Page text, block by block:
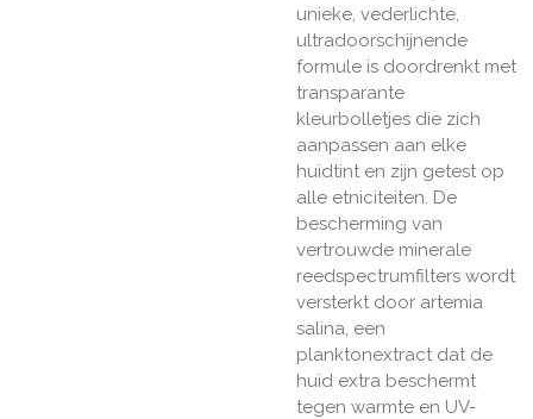
unieke, vederlichte,
ultradoorschijnende
formule is doordrenkt met
transparante
kleurbolletjes die zich
aanpassen aan elke
huidtint en zijn getest op
alle etniciteiten. De
bescherming van
vertrouwde minerale
reedspectrumfilters wordt
versterkt door artemia
salina, een
planktonextract dat de
huid extra beschermt
tegen warmte en UV-